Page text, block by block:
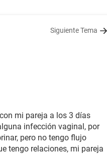
Siguiente Tema
mi pareja a los 3 días
infección vaginal, por
pero no tengo flujo
tengo relaciones, mi pareja